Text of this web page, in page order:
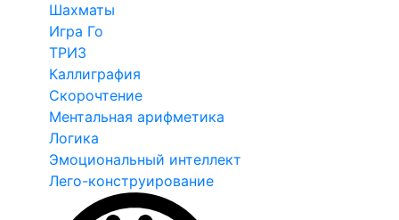
Шахматы
Игра Го
ТРИЗ
Каллиграфия
Скорочтение
Ментальная арифметика
Логика
Эмоциональный интеллект
Лего-конструирование